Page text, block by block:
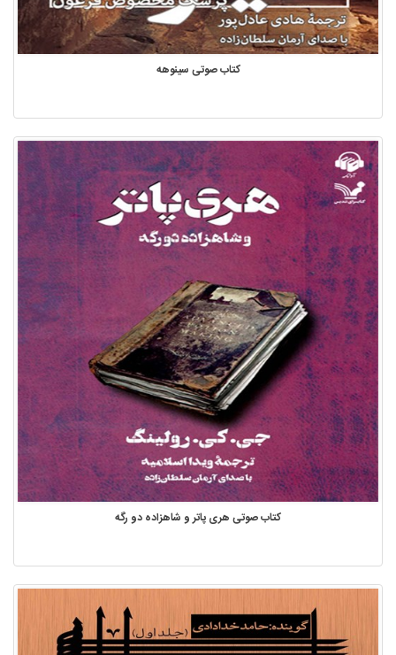
کتاب صوتی سینوهه
کتاب صوتی هری پاتر و شاهزاده دو رگه